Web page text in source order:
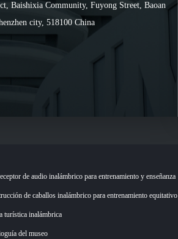
de audio inalámbrico para entrenamiento y enseñanza
de caballos inalámbrico para entrenamiento equitativo
turística inalámbrica
del museo
Baishixia Community, Fuyong Street, Baoan
city, 518100 China